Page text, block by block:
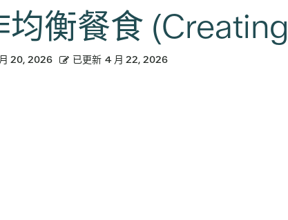
均衡餐食
20, 2026 已更新 4 月 22, 2026